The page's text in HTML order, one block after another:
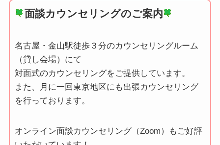
面談カウンセリングのご案内
名古屋・金山駅徒歩３分のカウンセリングルーム
（貸し会場）にて
対面式のカウンセリングをご提供しています。
また、月に一回東京地区にも出張カウンセリング
を行っております。
オンライン面談カウンセリング（Zoom）もご好評